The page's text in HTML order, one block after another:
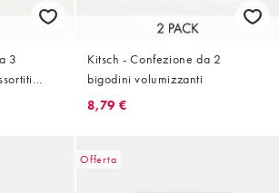
3
Kitsch - Confezione da 2
bigodini volumizzanti
8,79 €
Offerta